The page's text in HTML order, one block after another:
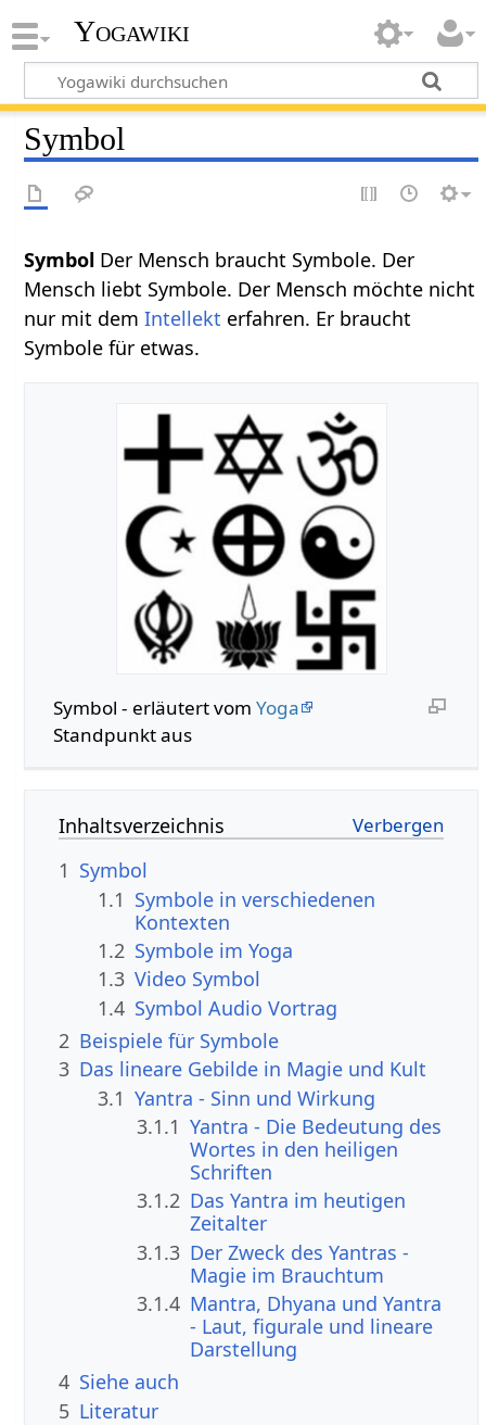
Yogawiki
Symbol
Symbol Der Mensch braucht Symbole. Der
Mensch liebt Symbole. Der Mensch möchte nicht
nur mit demIntellekt erfahren. Er braucht
Symbole für etwas.
Symbol - erläutert vom Yoga
Standpunkt aus
Inhaltsverzeichnis
1 Symbol
1.1 Symbole in verschiedenen
Kontexten
1.2 Symbole im Yoga
1.3 Video Symbol
1.4 Symbol Audio Vortrag
2 Beispiele für Symbole
3 Das lineare Gebilde in Magie und Kult
3.1 Yantra - Sinn und Wirkung
3.1.1 Yantra - Die Bedeutung des
Wortes in den heiligen
Schriften
3.1.2 Das Yantra im heutigen
Zeitalter
3.1.3 Der Zweck des Yantras -
Magie im Brauchtum
3.1.4 Mantra, Dhyana und Yantra
- Laut, figurale und lineare
Darstellung
4 Siehe auch
5 Literatur